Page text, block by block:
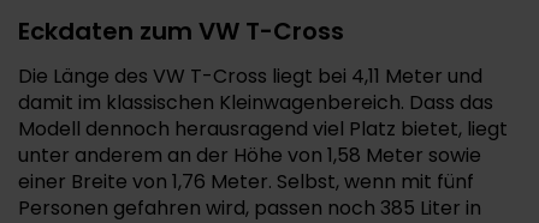
Eckdaten zum VW T-Cross
Die Länge des VW T-Cross liegt bei 4,11 Meter und
damit im klassischen Kleinwagenbereich. Dass das
Modell dennoch herausragend viel Platz bietet, liegt
unter anderem an der Höhe von 1,58 Meter sowie
einer Breite von 1,76 Meter. Selbst, wenn mit fünf
Personen gefahren wird, passen noch 385 Liter in